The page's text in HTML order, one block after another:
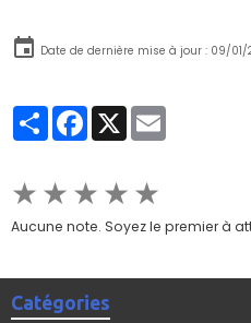
Date de dernière mise à jour : 09/01/
PartagerFacebook
X
★★★★★
Aucune note. Soyez le premier à
Catégories